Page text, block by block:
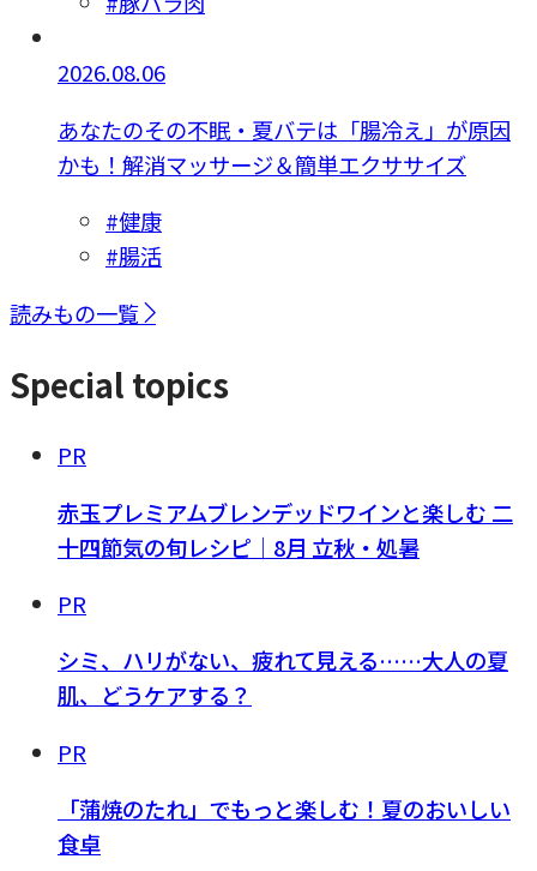
2026.08.06
あなたのその不眠・夏バテは「腸冷え」が原因
かも！解消マッサージ＆簡単エクササイズ
#健康
#腸活
読みもの一覧
Special topics
PR
赤玉プレミアムブレンデッドワインと楽しむ 二
十四節気の旬レシピ｜8月 立秋・処暑
PR
シミ、ハリがない、疲れて見える……大人の夏
肌、どうケアする？
PR
「蒲焼のたれ」でもっと楽しむ！夏のおいしい
食卓